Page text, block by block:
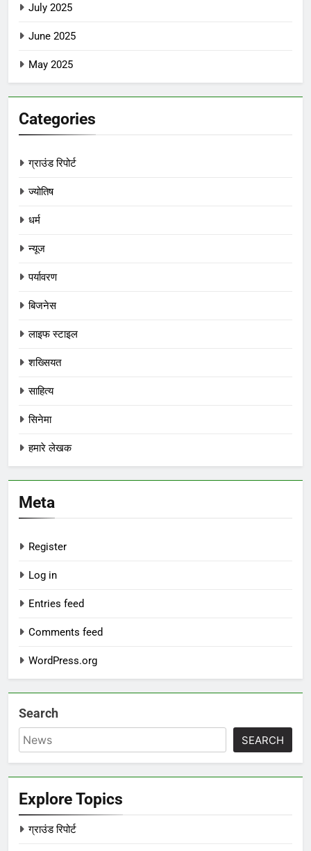
July 2025
June 2025
May 2025
Categories
ग्राउंड रिपोर्ट
ज्योतिष
धर्म
न्यूज
पर्यावरण
बिजनेस
लाइफ स्टाइल
शख्सियत
साहित्य
सिनेमा
हमारे लेखक
Meta
Register
Log in
Entries feed
Comments feed
WordPress.org
Search
SEARCH
Explore Topics
ग्राउंड रिपोर्ट